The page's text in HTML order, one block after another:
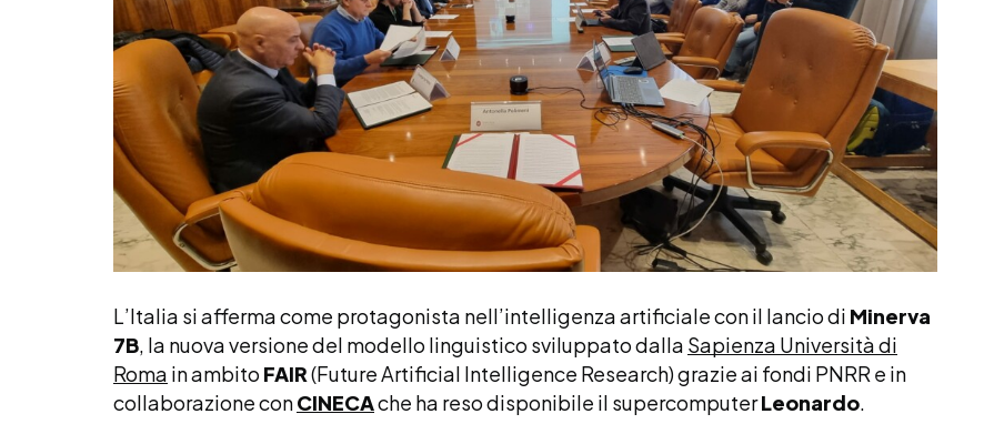
L’Italia si afferma come protagonista nell’intelligenza artificiale con il lancio di Minerva
7B, la nuova versione del modello linguistico sviluppato dalla Sapienza Università di
Roma in ambito FAIR(Future Artificial Intelligence Research) grazie ai fondi PNRR e in
collaborazione conCINECAche ha reso disponibile il supercomputerLeonardo.